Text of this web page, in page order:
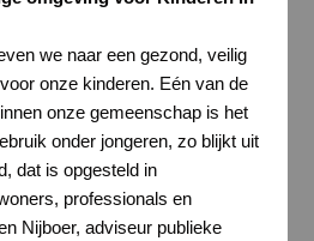
we naar een gezond, veilig
onze kinderen. Eén van de
onze gemeenschap is het
onder jongeren, zo blijkt uit
dat is opgesteld in
professionals en
Nijboer, adviseur publieke